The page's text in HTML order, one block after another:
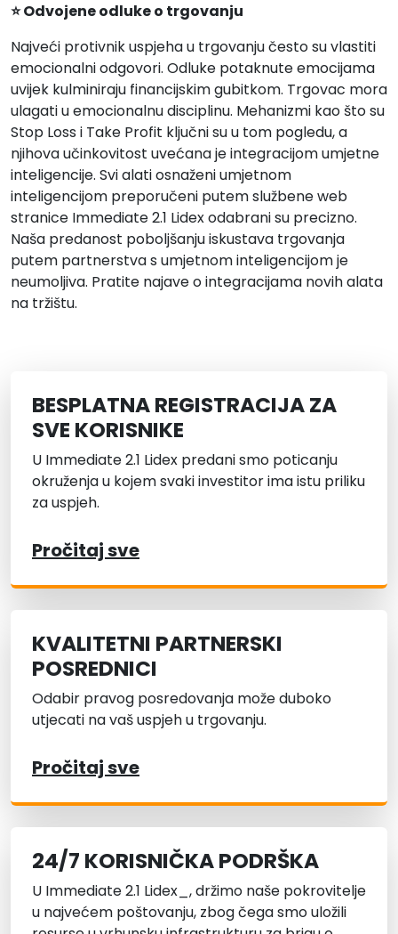
⭐ Odvojene odluke o trgovanju
Najveći protivnik uspjeha u trgovanju često su vlastiti
emocionalni odgovori. Odluke potaknute emocijama
uvijek kulminiraju financijskim gubitkom. Trgovac mora
ulagati u emocionalnu disciplinu. Mehanizmi kao što su
Stop Loss i Take Profit ključni su u tom pogledu, a
njihova učinkovitost uvećana je integracijom umjetne
inteligencije. Svi alati osnaženi umjetnom
inteligencijom preporučeni putem službene web
stranice Immediate 2.1 Lidex odabrani su precizno.
Naša predanost poboljšanju iskustava trgovanja
putem partnerstva s umjetnom inteligencijom je
neumoljiva. Pratite najave o integracijama novih alata
na tržištu.
BESPLATNA REGISTRACIJA ZA
SVE KORISNIKE
U Immediate 2.1 Lidex predani smo poticanju
okruženja u kojem svaki investitor ima istu priliku
za uspjeh.
Pročitaj sve
KVALITETNI PARTNERSKI
POSREDNICI
Odabir pravog posredovanja može duboko
utjecati na vaš uspjeh u trgovanju.
Pročitaj sve
24/7 KORISNIČKA PODRŠKA
U Immediate 2.1 Lidex_, držimo naše pokrovitelje
u najvećem poštovanju, zbog čega smo uložili